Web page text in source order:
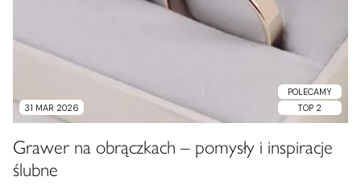
31 MAR 2026
POLECAMY
TOP 2
Grawer na obrączkach – pomysły i inspiracje
ślubne